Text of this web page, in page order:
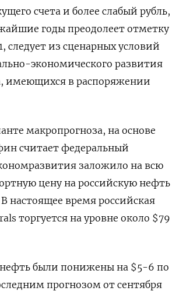
счета и более слабый рубль,
годы преодолеет отметку
следует из сценарных условий
экономического развития
имеющихся в распоряжении
макропрогноза, на основе
считает федеральный
заложило на всю
цену на российскую нефть
В настоящее время российская
торгуется на уровне около $79
были понижены на $5-6 по
прогнозом от сентября